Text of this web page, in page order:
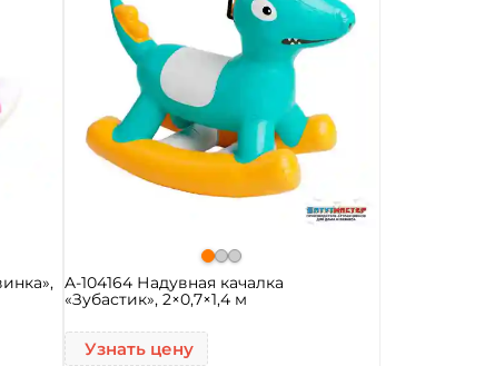
A-104164 Надувная качалка
«Зубастик», 2×0,7×1,4 м
Узнать цену